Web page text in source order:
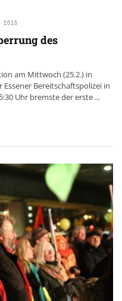
2015
des
am Mittwoch (25.2.) in
Bereitschaftspolizei in
Uhr bremste der erste ...